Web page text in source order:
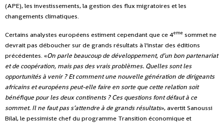
(APE), les investissements, la gestion des flux migratoires et les
changements climatiques.
Certains analystes européens estiment cependant que ce 4eme sommet ne
devrait pas déboucher sur de grands résultats à l’instar des éditions
précédentes. «On parle beaucoup de développement, d’un bon partenariat
et de coopération, mais pas des vrais problèmes. Quelles sont les
opportunités à venir ? Et comment une nouvelle génération de dirigeants
africains et européens peut-elle faire en sorte que cette relation soit
bénéfique pour les deux continents ? Ces questions font défaut à ce
sommet. Il ne faut pas s’attendre à de grands résultats», avertit Sanoussi
Bilal, le pessimiste chef du programme Transition économique et